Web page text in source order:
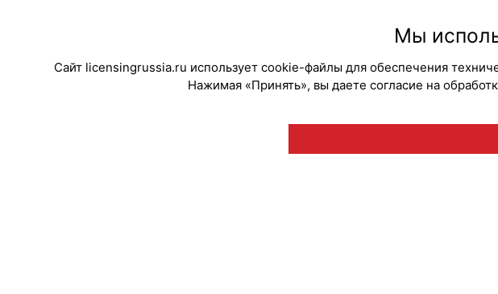
© "Вестник
Мы
Сайт licensingrussia.ru использует cookie-файлы для обеспечения
Нажимая «Принять», вы даете согласие на